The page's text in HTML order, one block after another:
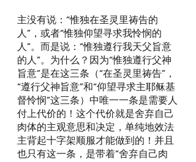
主没有说：“惟独在圣灵里祷告的
人”，或者“惟独仰望寻求我怜悯的
人”。而是说：“惟独遵行我天父旨意
的人”。为什么？因为“惟独遵行父神
旨意”是在这三条（“在圣灵里祷告”，
“遵行父神旨意”和“仰望寻求主耶稣基
督怜悯”这三条）中唯一一条是需要人
付上代价的！这个代价就是舍弃自己
肉体的主观意思和决定，单纯地效法
主背起十字架顺服才能做到的！并且
也只有这一条，是带着“舍弃自己肉